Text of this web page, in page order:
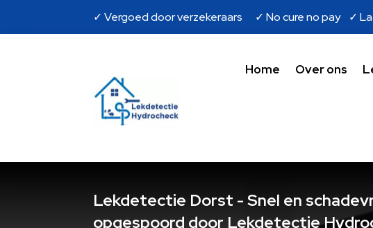
✓ Vergoed door verzekeraars ✓ No cure no pay ✓
Home Over ons
Lekdetectie Dorst - Snel en
opgespoord door Lekdetectie